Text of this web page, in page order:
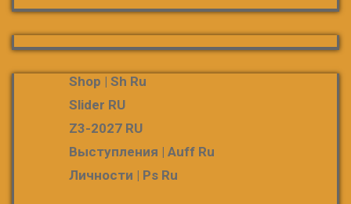
Shop | Sh Ru
Slider RU
Z3-2027 RU
Выступления | Auff Ru
Личности | Ps Ru